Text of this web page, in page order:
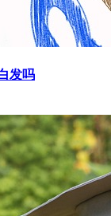
发吗